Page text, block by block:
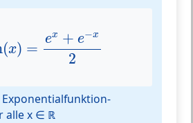
(x) =
ex + e−x
2
x+ e x2
alle x ∈ ℝ